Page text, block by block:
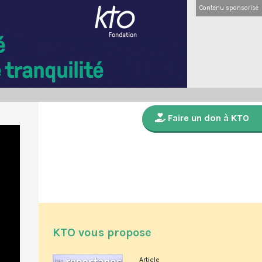
Contenu sponsorisé
Faire un don à KTO
KTO vous propose
Article